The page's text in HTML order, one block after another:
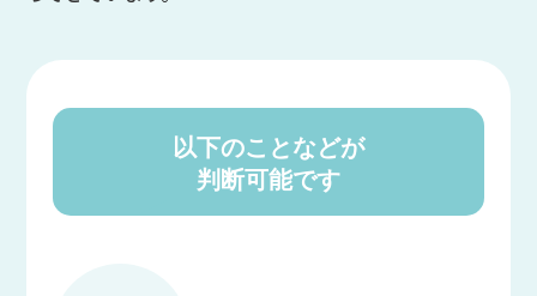
以下のことなどが
判断可能です